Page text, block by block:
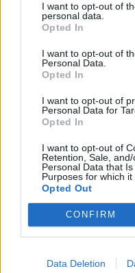
I want to opt-out of
personal data.
Opted In
I want to opt-out of
Personal Data.
Opted In
I want to opt-out of
Personal Data for
Opted In
I want to opt-out of
Retention, Sale,
Personal Data that
Purposes for which it
Opted Out
CONFIRM
Data Deletion
Έγινε γνωστό,
προκάλεσε την
πρωτοχρονιάτικο
ανάμεσα στα
Πε, 1 Ιαν 2026 13:49
πυρκαγιάς σε μπαρ στο